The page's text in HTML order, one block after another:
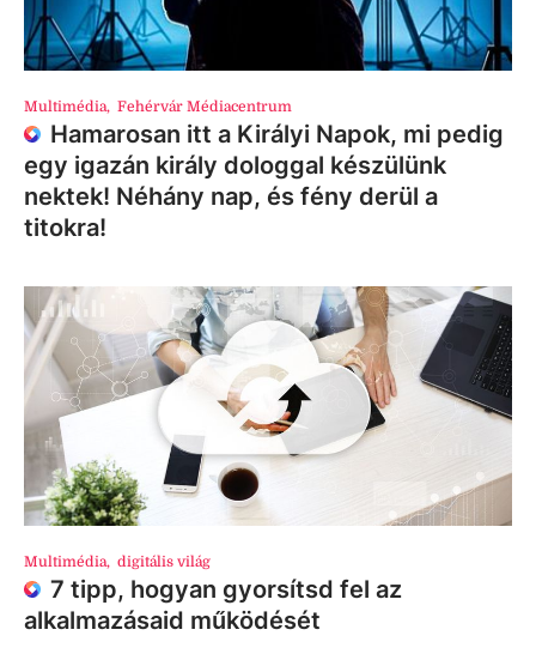
Multimédia, Fehérvár Médiacentrum
Hamarosan itt a Királyi Napok, mi pedig
egy igazán király dologgal készülünk
nektek! Néhány nap, és fény derül a
titokra!
Multimédia, digitális világ
7 tipp, hogyan gyorsítsd fel az
alkalmazásaid működését